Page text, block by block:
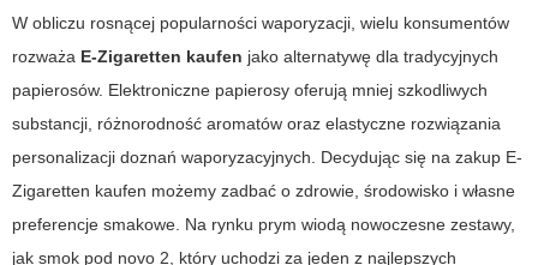
W obliczu rosnącej popularności waporyzacji, wielu konsumentów
rozważa E-Zigaretten kaufen jako alternatywę dla tradycyjnych
papierosów. Elektroniczne papierosy oferują mniej szkodliwych
substancji, różnorodność aromatów oraz elastyczne rozwiązania
personalizacji doznań waporyzacyjnych. Decydując się na zakup E-
Zigaretten kaufen możemy zadbać o zdrowie, środowisko i własne
preferencje smakowe. Na rynku prym wiodą nowoczesne zestawy,
jak smok pod novo 2, który uchodzi za jeden z najlepszych